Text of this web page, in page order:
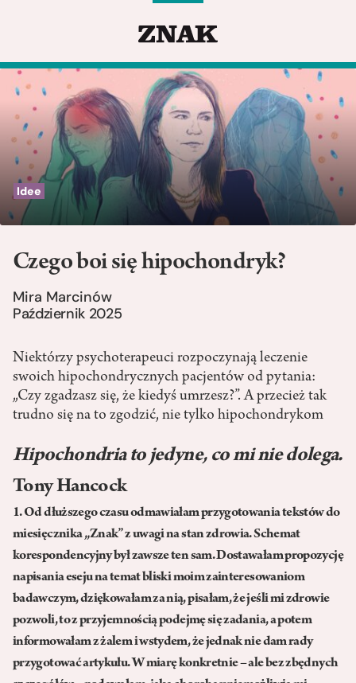
Idee
Czego boi się hipochondryk?
Mira Marcinów
Październik 2025
Niektórzy psychoterapeuci rozpoczynają leczenie
swoich hipochondrycznych pacjentów od pytania:
„Czy zgadzasz się, że kiedyś umrzesz?”. A przecież tak
trudno się na to zgodzić, nie tylko hipochondrykom
Hipochondria to jedyne, co mi nie dolega.
Tony Hancock
1. Od dłuższego czasu odmawiałam przygotowania tekstów do
miesięcznika „Znak” z uwagi na stan zdrowia. Schemat
korespondencyjny był zawsze ten sam. Dostawałam propozycję
napisania eseju na temat bliski moim zainteresowaniom
badawczym, dziękowałam za nią, pisałam, że jeśli mi zdrowie
pozwoli, to z przyjemnością podejmę się zadania, a potem
informowałam z żalem i wstydem, że jednak nie dam rady
przygotować artykułu. W miarę konkretnie – ale bez zbędnych